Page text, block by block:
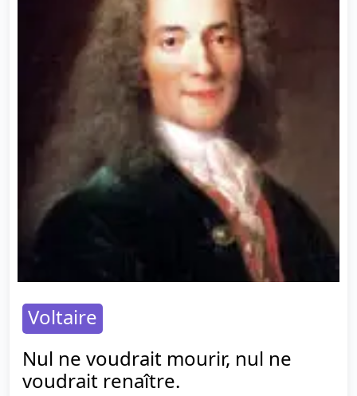
Voltaire
Nul ne voudrait mourir, nul ne
voudrait renaître.